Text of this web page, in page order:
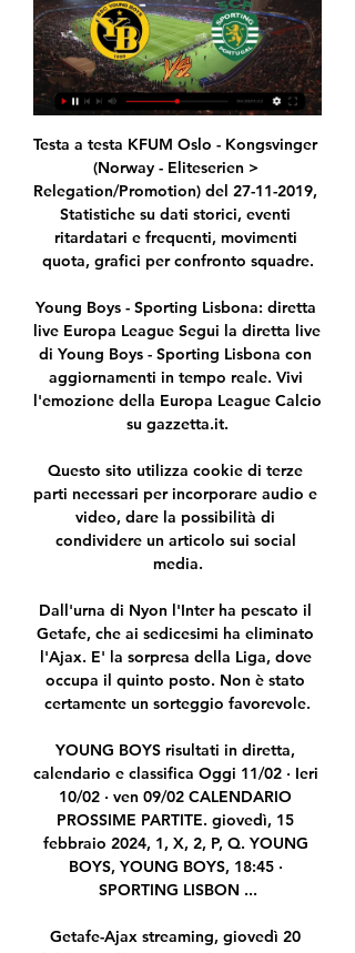
Testa a testa KFUM Oslo - Kongsvinger (Norway - Eliteserien > Relegation/Promotion) del 27-11-2019, Statistiche su dati storici, eventi ritardatari e frequenti, movimenti quota, grafici per confronto squadre.

Young Boys - Sporting Lisbona: diretta live Europa League Segui la diretta live di Young Boys - Sporting Lisbona con aggiornamenti in tempo reale. Vivi l'emozione della Europa League Calcio su gazzetta.it.

Questo sito utilizza cookie di terze parti necessari per incorporare audio e video, dare la possibilità di condividere un articolo sui social media.

Dall'urna di Nyon l'Inter ha pescato il Getafe, che ai sedicesimi ha eliminato l'Ajax. E' la sorpresa della Liga, dove occupa il quinto posto. Non è stato certamente un sorteggio favorevole.

YOUNG BOYS risultati in diretta, calendario e classifica Oggi 11/02 · Ieri 10/02 · ven 09/02 CALENDARIO PROSSIME PARTITE. giovedì, 15 febbraio 2024, 1, X, 2, P, Q. YOUNG BOYS, YOUNG BOYS, 18:45 · SPORTING LISBON ...

Getafe-Ajax streaming, giovedì 20 febbraio alle 18.55 in diretta tv. Ecco come vederla Il Getafe affronta l’Ajax giovedì 20 febbraio alle 18.55 al Coliseum Alfonso Perez per la sfida d’andata dei sedicesimi di finale di Europa League .

Boulogne S. M. - AS Lyon-Duchère, National: comparazione delle quote 1X2 e statistiche per scommettere su questa partita con i migliori bookmaker.

Segui le notizie, i risultati in tempo reale, le classifiche, di tutti i campionati di Calcio: Serie A, Champions League, Europa League, Serie B, Lega Pro con il Corriere dello Sport

Testa a testa Deportivo Llacuabamba - Ayacucho FC (Peru - Primera) del 13-03-2020, Statistiche su dati storici, eventi ritardatari e frequenti, movimenti quota, grafici per confronto squadre.

Federico Gaio spinge il Tc Pistoia al successo contro. I biancazzurri si sono imposti per 4-2 mettendo probabilmente già la parola fine sul discorso salvezza diretta.. ad Alessandro.

Young Boys - Sporting Lisbona: Oggi in TV e live streaming Young Boys vs. Sporting Lisbona è un evento imminente di Calcio che avrà luogo il giorno 15 feb alle ore 18:45. Puoi guardare in diretta streaming Young Boys vs ...

Cronaca - ANSA.it: Ultime notizie, foto, video e approfondimenti. "Opportuno valutare caso per caso l'eventuale rinvio della terapia, in base al rapporto tra i rischi dell'accesso in ospedale e i.

Risultati Sporting, punteggi, calendario, Young Boys ... Oggi giorno di riposo per i rossoneri. SportPaper.it, 13.12.2023 23:00. Sporting-Sturm DIRETTA/ Atalanta Sporting (risultato finale 1-1): Scamacca non basta!

di Gaiaitalia.com Carlo Massarini, Carmine Aymone, Michelangelo Iossa, Antonello Cresti e Federico Guglielmi sono gli straordinari protagonisti di TranSonanze – Festival di scritture rock, la rassegna dedicata alla scrittura e alla comunicazione rock che si terrà a Benevento da lunedì 21 marzo 2016.

Un Benevento irriconoscibile allo Zini è incappato nella seconda sconfitta esterna consecutiva dopo quella di Livorno. Squadra involuta che ha perso la sua identità di colpo dopo 10 risultati utili consecutivi. Bucchi non è riuscito a motivare i suoi e a far credere nell&#39;obiettivo al quale stava...

La Lazio scende in campo a pranzo, il Toro nel pomeriggio, l'inter la sera. RAIDUE. Il racconto della giornata di calcio si dipana come di consueto su Raidue con "90 Minuto" alle 18,15 è "La.

Famiglia diretta in Sicilia ha un incidente. com’era possibile un azzeramento in 24 ore? Il Giornale di Brescia ha, poi, dato una smentita, pubblicando due decessi registrati dall’Ats bresciana: uno in ospedale, un altro in una RSA. L’errore, dunque, sarebbe imputabile a un ritardo nella trasmissione …

Gremio Esportivo - Brusque | Copa do Brasil: comparazione delle quote Under / Over e statistiche per scommettere sulla partita con bookmaker internazionali. Per offrirti il miglior servizio possibile questo sito utilizza cookie propri e di terze parti.

FALCADE In centocinquanta sulla Piana per la 26.ma edizione del “Giro podistico di Falcade”, manifestazione proposta dallo Sci club Val Biois. Evento podistico che ha rappresentato una delle prime gare dopo i tanti mesi di stop legati all’emergenza sanitaria Covid-19 e che ha visto la partecipazione di atleti locali ma anche di runner arrivati…

La Polizia di Stato, diretta e coordinata dalla Procura della Repubblica di Brescia ha dato esecuzione ad un’ordinanza di custodia cautelare in carcere disposta dal G.I.P. del Tribunale di.

Fiorentina-Brescia, match della 26a giornata di Serie A 2019-2020, si giocherà questa sera dalle 19:30. Sarà possibile seguire l’incontro in diretta tv su Sky Sport HD (canale 253) e in diretta streaming …

Il match tra Perugia e Lecce sarà trasmesso in chiaro ed in diretta televisiva da Rai Sport, sul canale 57 del digitale terrestre a partire dalle ore 20:55 La tv nazionale, che ha diritto alla trasmissione di un match alla settimana del campionato cadetto, ha selezionato il match tra gli umbri ed i salentini per il prossimo turno che sarà disputato interamente nel giorno di Pasquetta.

Pronostici calcio - Mexican Segunda Division - Qui trovi i pronostici Coras De Nayarit FC Cd Tepatitlan De Morelos, Messico, e strumenti utili per realizzare la tua previsione.

Pronostico Young Boys-Sporting Lisbona di Europa 15 ore fa — Home » Pronostici di Oggi Young Boys-Sporting Lisbona sarà trasmessa in diretta su SKY e DAZN, giovedì 15 febbraio dalle ore 18:45.

Certificazione di Avvenuta Bonifica. Alla Provincia spetta il compito di accertare il completamento degli interventi di bonifica, di messa in sicurezza permanente e di messa in sicurezza operativa, nonché la conformità degli stessi al progetto approvato mediante il rilascio della Certificazione di Avvenuta Bonifica (art. 242, comma 13 e art. 248, comma 2 del D.Lgs. 152/06 e s.m.i.).

Ecco le immagini salienti delle partite della ventesima giornata d'andata del campionato 2019/2020 proposte dal sito ufficiale della Lega di Serie B. COSENZA-CROTONE 0-1 BENEVENTO-PISA 1-1 SPEZIA-CITTADELLA 1-1 PESCARA-SALERNITANA 1-2 CHIEVO-PERUGIA 2-0 LIVORNO-ENTELLA 4-4 JUVE STABIA-EMPOLI 1-0 FROSINONE-PORDENONE 2-2

Visualizza il profilo di Federico Colangelo su LinkedIn, la più grande comunità professionale al mondo. Federico ha indicato 1 #esperienza lavorativa sul suo profilo. Guarda il profilo completo.

Europa League, dove vedere le partite del 15 febbraio in tv e 16 ore fa — 18.45 Young Boys-Sporting - DAZN; 21.00 Milan-Rennes - DAZN, TV8, SKY SPORT UNO, SKY SPORT 4K e SKY SPORT (canale 252); 21.00 Benfica-Tolosa ...

Per vedere il match in streaming basta accedere al proprio account Dazn su sito o app da un dispositivo compatibile (QUI la lista completa) e selezionare nel mosaico del menù principale (o della sezione dedicata alla Serie B) l’evento di Lecce – Brescia, con le trasmissioni che partiranno 10-15 minuti prima del calcio d’inizio.

In più, non sono mancate le risposte criptiche del tecnico fornite a chi poneva domande sul numero 10. In ultimo, quella data alla vigilia della sfida tra Borussia Dortmund e PSG negli ottavi di Champions League, in cui è stato in campo tre minuti. “Potrebbe essere che giochi un po’ di più, vedremo, la stagione è lunga”.

Young Boys-Lipsia OGGI in tv: orario, canale e diretta Lo Young Boys ospita oggi il Lipsia nella sfida valida per il primo turno della fase a Diretta su Sky Sport Arena e in streaming su NOW, Sky Go e Infinity+.

Etoile Carouge. VS Stade Nyonnais Svizzera 1.Liga Promotion Data Incontro: 21/09/2019 Sabato Sotto trovate il pronostico elaborato dal nostro software proprietario e rivisto manualmente dai nostri redattori della partita di calcio Etoile Carouge-Stade Nyonnais , incontro del campionato Svizzera 1.Liga Promotion .

2020-6-23 · 16:47 Fiorentina-Hellas Verona, probabili formazioni e dove vederla in TV e streaming; 16:41 Juve, Sarri: "Higuain non si è arrabbiato per il cambio, ecco le condizioni di Alex Sandro e Chiellini" 16:33 Juventus-Atalanta, probabili formazioni e dove vederla in TV e streaming; 16:30 Champions League: Juve contro Real o City, l'Atalanta sfida il.

La rosa del Getafe e le insidie per l’Inter. L’Europa League mette il Getafe sulla strada dell’Inter di Antonio Conte. Forte del quinto posto in classifica, la squadra allenata di José Bordalás è una delle principali sorprese del campionato spagnolo.

Hellas Verona-Torino: dove vederla in tv e streaming. Hellas Verona-Torino viene trasmessa in diretta su DAZN: la piattaforma in streaming che permette la visione delle gare da PC, Smartphone, Tablet e Smart TV. DAZN ha l’esclusiva di 3 partite di ogni turno del campionato di Serie A 2019/20.

14 febbraio 2020. Sabato 15 febbraio alle ore 16.00 il Barcellona di Quique Setién affronterà il Getafe di José Bordalás al Camp Nou di Barcellona.. Big match della 24ma giornata di Liga spagnola che vede come protagoniste la seconda e la terza squadra attualmente in classifica.

Il punteggio in tempo reale: Hallescher FC vs Eintracht Braunschweig nei giochi 3 campionato tedesco. Presentiamo il risultato in tempo reale, le formazioni in pre-partita e la tabella sempre attuale

Nell'era in cui il Coronavirus ha bloccato ogni singola manifestazione di carattere sportivo e non, il Presidente del Getafe Angel Torres ha parlato della sfida di Europa League contro l'Inter. "Il governo ha emesso un decreto che ci sembra buono, vediamo …

Il Napoli supera la Spal per 3-1. Quinta vittoria di fila in campionato per gli azzurri. Di Mertens, Cellejon e Younes i gol. Inutile ai fini del risultato la rete di Petagna. La squadra di Gattuso si porta così a -3 dalla Roma.

Non esistono solo i canali televisivi nazionali! Anche l’informazione locale è un punto di riferimento molto importante e soprattutto ricco di fervore. I temi trattati dalle tv locali sono infatti numerosi e interessanti. Se vuoi scoprirli e visionare in streaming dal nostro player i canali più importanti della tua Regione, qui sopra puoi trovare un ampio elenco di alternative.

UEFA